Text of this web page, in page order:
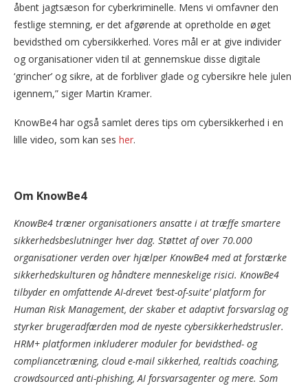
åbent jagtsæson for cyberkriminelle. Mens vi omfavner den
festlige stemning, er det afgørende at opretholde en øget
bevidsthed om cybersikkerhed. Vores mål er at give individer
og organisationer viden til at gennemskue disse digitale
‘grincher’ og sikre, at de forbliver glade og cybersikre hele julen
igennem,” siger Martin Kramer.
KnowBe4 har også samlet deres tips om cybersikkerhed i en
lille video, som kan ses her.
Om KnowBe4
KnowBe4 træner organisationers ansatte i at træffe smartere
sikkerhedsbeslutninger hver dag. Støttet af over 70.000
organisationer verden over hjælper KnowBe4 med at forstærke
sikkerhedskulturen og håndtere menneskelige risici. KnowBe4
tilbyder en omfattende AI-drevet ‘best-of-suite’ platform for
Human Risk Management, der skaber et adaptivt forsvarslag og
styrker brugeradfærden mod de nyeste cybersikkerhedstrusler.
HRM+ platformen inkluderer moduler for bevidsthed- og
compliancetræning, cloud e-mail sikkerhed, realtids coaching,
crowdsourced anti-phishing, AI forsvarsagenter og mere. Som